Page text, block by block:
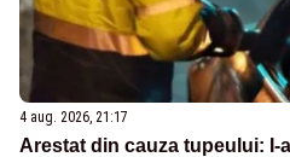
4 aug. 2026, 21:17
Arestat din cauza tupeului: